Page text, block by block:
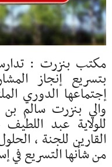
مكتب بنزرت :
بتسريع إنجاز
إجتماعها الدوري
والي بنزرت سالم بن
للولاية عبد
القارين للجنة ،
من شأنها التسريع